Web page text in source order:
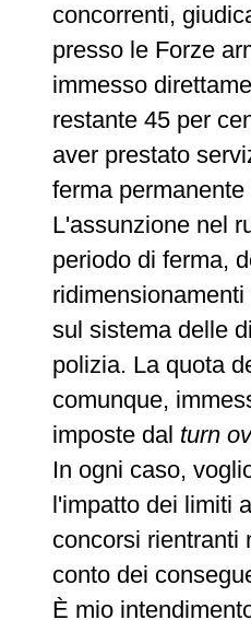
concorrenti,
presso le Forze
immesso
restante 45 per
aver prestato
ferma
L'assunzione nel
periodo di ferma,
sul sistema delle
polizia. La quota
comunque,
imposte dal turn
In ogni caso,
l'impatto dei limiti
concorsi rientranti
conto dei
È mio